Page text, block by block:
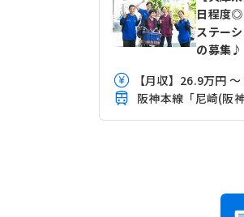
日程度◎
ステー
の募集♪
阪神本線「尼崎(阪